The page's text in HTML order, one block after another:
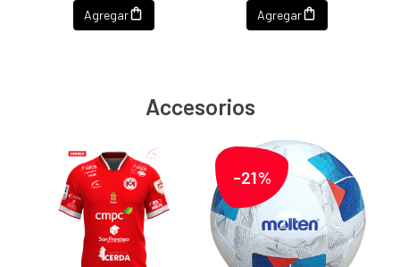
Agregar Agregar
Accesorios
-21%